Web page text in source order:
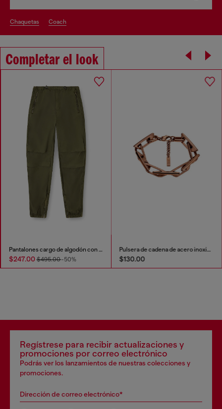
chaquetas coach
Completar el look
Pantalones cargo de algodón con bandas laterales
$247.00$495.00-50%
Pulsera de cadena de acero inoxidable
$130.00
Regístrese para recibir actualizaciones y
promociones por correo electrónico
Podrás ver los lanzamientos de nuestras colecciones y
promociones.
Dirección de correo electrónico*